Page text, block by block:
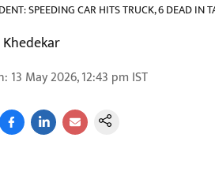
SPEEDING CAR HITS TRUCK, 6 DEAD IN
: 13 May 2026, 12:43 pm IST